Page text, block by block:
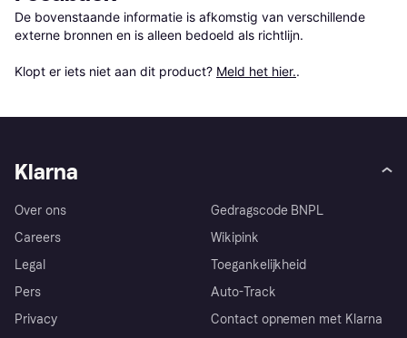
De bovenstaande informatie is afkomstig van verschillende
externe bronnen en is alleen bedoeld als richtlijn.
Klopt er iets niet aan dit product? Meld het hier..
Klarna
Over ons
Careers
Legal
Pers
Privacy
Gedragscode BNPL
Wikipink
Toegankelijkheid
Auto-Track
Contact opnemen met Klarna